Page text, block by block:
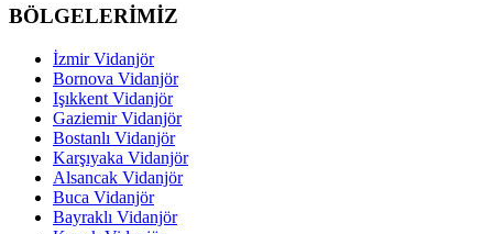
BÖLGELERİMİZ
İzmir Vidanjör
Bornova Vidanjör
Işıkkent Vidanjör
Gaziemir Vidanjör
Bostanlı Vidanjör
Karşıyaka Vidanjör
Alsancak Vidanjör
Buca Vidanjör
Bayraklı Vidanjör